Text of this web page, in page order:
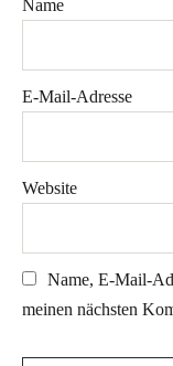
Name
E-Mail-Adresse
Website
Name, E-Mail-
meinen nächsten